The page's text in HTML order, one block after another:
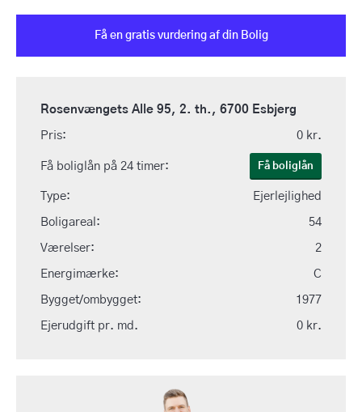
Rosenvængets Alle 95, 2. th., 6700 Esbjerg
Pris: 0 kr.
Få boliglån på 24 timer: Få boliglån
Type: Ejerlejlighed
Boligareal: 54
Værelser: 2
Energimærke: C
Bygget/ombygget: 1977
Ejerudgift pr. md. 0 kr.
Få en gratis vurdering af din Bolig